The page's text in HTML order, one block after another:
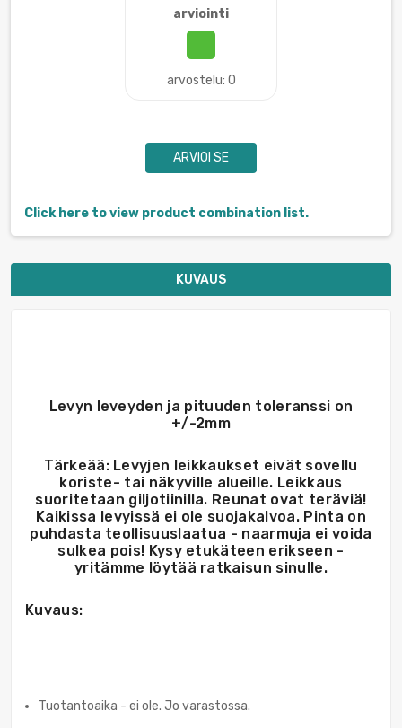
arviointi
arvostelu: 0
ARVIOI SE
Click here to view product combination list.
KUVAUS
Levyn leveyden ja pituuden toleranssi on
+/-2mm
Tärkeää: Levyjen leikkaukset eivät sovellu
koriste- tai näkyville alueille. Leikkaus
suoritetaan giljotiinilla. Reunat ovat teräviä!
Kaikissa levyissä ei ole suojakalvoa. Pinta on
puhdasta teollisuuslaatua - naarmuja ei voida
sulkea pois! Kysy etukäteen erikseen -
yritämme löytää ratkaisun sinulle.
Kuvaus:
Tuotantoaika - ei ole. Jo varastossa.